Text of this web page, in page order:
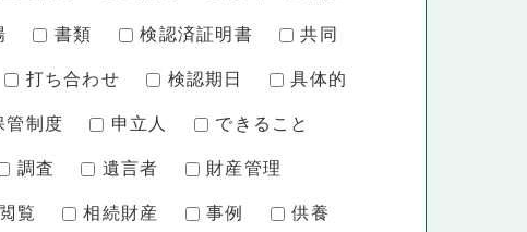
書類 検認済証明書 共同
打ち合わせ 検認期日 具体的
管制度 申立人 できること
調査 遺言者 財産管理
閲覧 相続財産 事例 供養